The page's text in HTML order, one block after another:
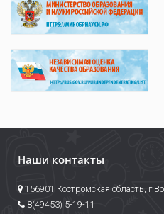
Наши контакты
156901 Костромская область,
8(49453) 5-19-11